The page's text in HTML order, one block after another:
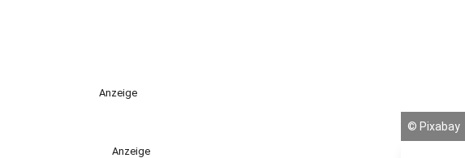
Anzeige
Anzeige
© Pixabay